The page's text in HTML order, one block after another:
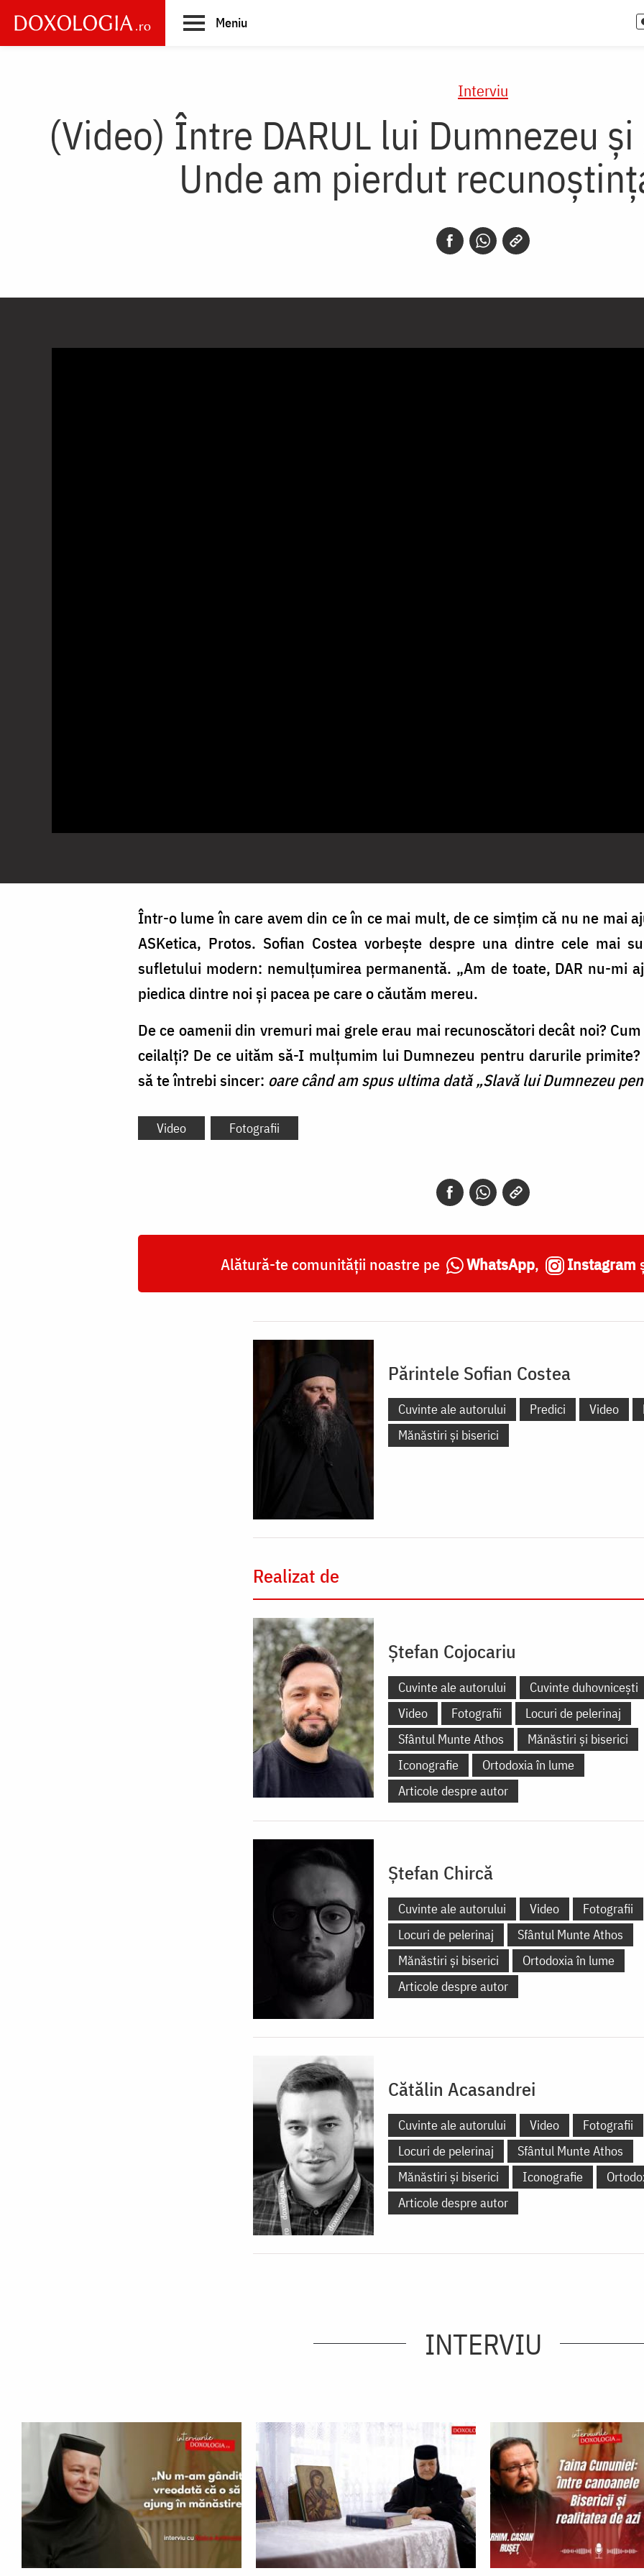
main
Meniu
Interviu
(Video) Între DARUL lui Dumnezeu
Unde am pierdut
Într-o lume în care avem din ce în ce mai mult, de ce simțim că nu ne mai
ASKetica, Protos. Sofian Costea vorbește despre una dintre cele mai
sufletului modern: nemulțumirea permanentă. „Am de toate, DAR nu-mi
piedica dintre noi și pacea pe care o căutăm mereu.
De ce oamenii din vremuri mai grele erau mai recunoscători decât noi?
ceilalți? De ce uităm să-I mulțumim lui Dumnezeu pentru darurile
să te întrebi sincer: oare când am spus ultima dată „Slavă lui Dumnezeu
Video Fotografii
Alătură-te comunității noastre pe WhatsApp, Instagram
Părintele Sofian Costea
Cuvinte ale autorului Predici Video
Mănăstiri și biserici
Realizat de
Ștefan Cojocariu
Cuvinte ale autorului Cuvinte duhovnicești
Video
Fotografii
Locuri de pelerinaj
Sfântul Munte Athos
Mănăstiri și biserici
Iconografie
Ortodoxia în lume
Articole despre autor
Ștefan Chircă
Cuvinte ale autorului Video
Fotografii
Locuri de pelerinaj
Sfântul Munte Athos
Mănăstiri și biserici
Ortodoxia în lume
Articole despre autor
Cătălin Acasandrei
Cuvinte ale autorului Video
Fotografii
Locuri de pelerinaj
Sfântul Munte Athos
Mănăstiri și biserici
Iconografie
Articole despre autor
INTERVIU